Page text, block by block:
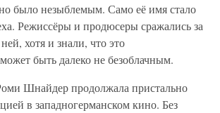
было незыблемым. Само её имя стало
Режиссёры и продюсеры сражались за
хотя и знали, что это
быть далеко не безоблачным.
Шнайдер продолжала пристально
в западногерманском кино. Без